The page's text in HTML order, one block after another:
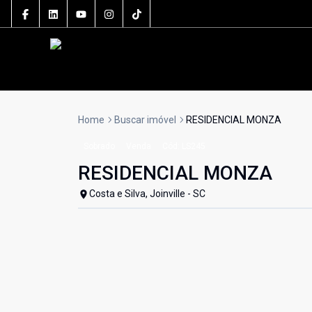
Home Buscar imóvel RESIDENCIAL MONZA
RESIDENCIAL MONZA
Costa e Silva, Joinville - SC